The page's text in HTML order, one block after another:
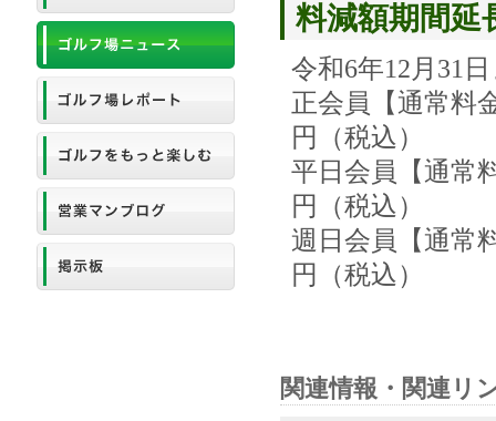
料減額期間延
令和6年12月31
正会員【通常料
円（税込）
平日会員【通常
円（税込）
週日会員【通常
円（税込）
関連情報・関連リ